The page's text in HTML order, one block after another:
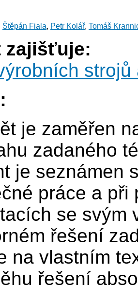
Štěpán Fiala, Petr Kolář, Tomáš
zajišťuje:
je zaměřen
zadaného
je seznámen
práce a
se svým
řešení
na vlastním
řešení